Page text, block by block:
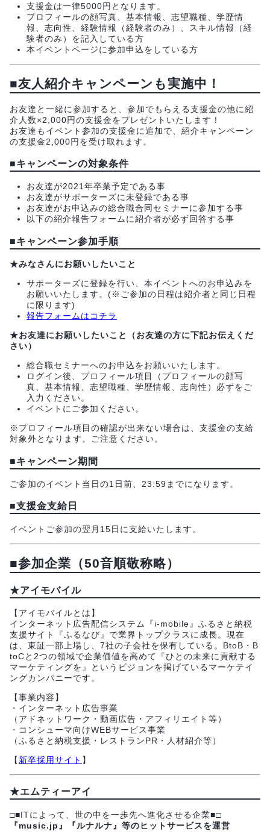
支援金は一律5000円となります。
プロフィールの顔写真、基本情報、志望職種、学歴情
報、志向性、経験情報（経験者のみ）、スキル情報（経
験者のみ）を記入している方
本イベントページに参加申込をしている方
■友人紹介キャンペーンも実施中！
お友達と一緒に参加すると、参加でもらえる支援金の他に紹
介人数×2,000円の支援金をプレゼントいたします！
お友達もイベント参加の支援金に追加で、紹介キャンペーン
の支援金2,000円を受け取れます。
■キャンペーンの対象条件
お友達が2021年卒業予定である事
お友達がサポーターズに未登録である事
お友達がお申込みの総合職合同セミナーに参加する事
以下の紹介報告フォームに紹介者が必ず回答する事
■キャンペーン参加手順
★みなさんにお願いしたいこと
サポーターズに登録を行い、本イベントへのお申込みを
お願いいたします。(※ご参加の日程は紹介者と同じ日程
に限ります)
報告フォームはコチラ
★お友達にお願いしたいこと（お友達の方に下記お伝えくだ
さい）
総合職セミナーへのお申込をお願いいたします。
ログイン後、プロフィール項目（プロフィールの顔写
真、基本情報、志望職種、学歴情報、志向性）必ずをご
入力ください。
イベントにご参加ください。
※プロフィール項目の確認が出来ない場合は、支援金の支給
対象外となります。ご注意ください。
■キャンペーン期間
ご参加のイベント当日の1日前、23:59までになります。
■支援金支給日
イベントご参加の翌月15日に支給いたします。
■参加企業（50音順敬称略）
★アイモバイル
【アイモバイルとは】
インターネット広告配信システム『i-mobile』ふるさと納税
支援サイト『ふるなび』で業界トップクラスに成長。現在
は、東証一部上場し、7社の子会社を保有している。BtoB・B
toCと2つの領域で企業価値を高めて『ひとの未来に貢献する
マーケティングを』というビジョンを掲げているマーケテイ
ングカンパニーです。
【事業内容】
・インターネット広告事業
（アドネットワーク・動画広告・アフィリエイト等）
・コンシューマ向けWEBサービス事業
（ふるさと納税支援・レストランPR・人材紹介等）
【 新卒採用サイト 】
★エムティーアイ
□■ITによって、世の中を一歩先へ進化させる企業■□
『music.jp』『ルナルナ』等のヒットサービスを運営